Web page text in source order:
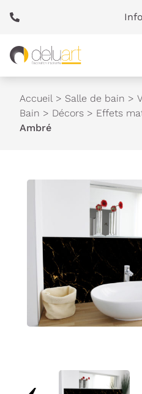
Accueil > Salle de bain >
Bain > Décors > Effets
Ambré